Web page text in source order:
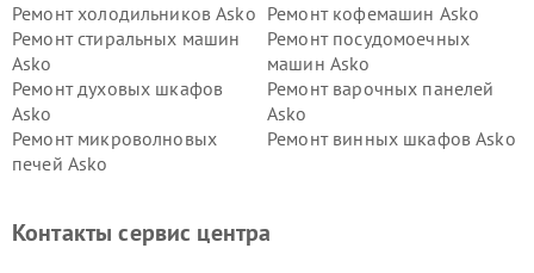
Ремонт холодильников Asko Ремонт кофемашин Asko
Ремонт стиральных машин
Asko
Ремонт посудомоечных
машин Asko
Ремонт духовых шкафов
Asko
Ремонт варочных панелей
Asko
Ремонт микроволновых
печей Asko
Ремонт винных шкафов Asko
Ремонт подогревателей
Ремонт промышленных
Контакты сервис центра